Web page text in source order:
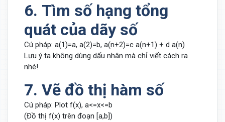
6. Tìm số hạng tổng
quát của dãy số
Cú pháp: a(1)=a, a(2)=b, a(n+2)=c a(n+1) + d a(n)
Lưu ý ta không dùng dấu nhân mà chỉ viết cách ra
nhé!
7. Vẽ đồ thị hàm số
Cú pháp: Plot f(x), a<=x<=b
(Đồ thị f(x) trên đoạn [a,b])